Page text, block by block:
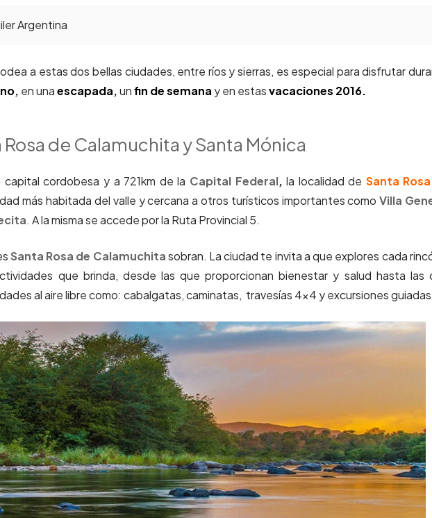
Argentina
a estas dos bellas ciudades, entre ríos y sierras, es especial para disfrutar
, en unaescapada,unfin de semana y en estasvacaciones 2016.
de Calamuchita y Santa Mónica
capital cordobesa y a 721km de la Capital Federal, la localidadde Santa
más habitada del valle y cercana a otros turísticos importantes comoVilla
. A la misma se accede por la Ruta Provincial 5.
Santa Rosa de Calamuchitasobran. La ciudad te invita a que explores cada
que brinda, desde las que proporcionan bienestar y salud hasta las
al aire libre como: cabalgatas, caminatas, travesías 4×4 y excursiones